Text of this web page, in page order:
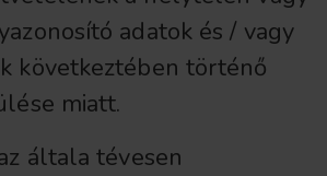
adatok és / vagy
következtében történő
miatt.
általa tévesen